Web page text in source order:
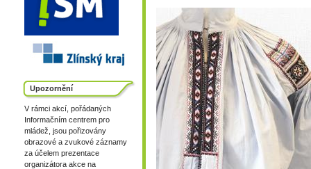
Upozornění
V rámci akcí, pořádaných
Informačním centrem pro
mládež, jsou pořizovány
obrazové a zvukové záznamy
za účelem prezentace
organizátora akce na